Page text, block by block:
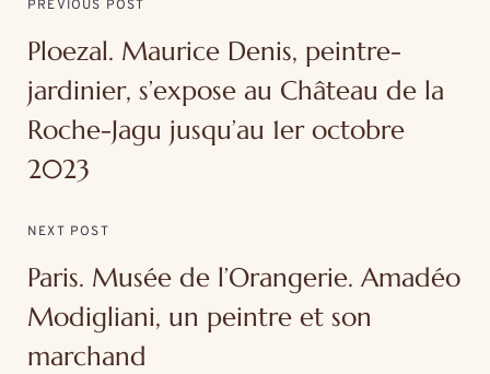
PREVIOUS POST
Ploezal. Maurice Denis, peintre-
jardinier, s’expose au Château de la
Roche-Jagu jusqu’au 1er octobre
2023
NEXT POST
Paris. Musée de l’Orangerie. Amadéo
Modigliani, un peintre et son
marchand